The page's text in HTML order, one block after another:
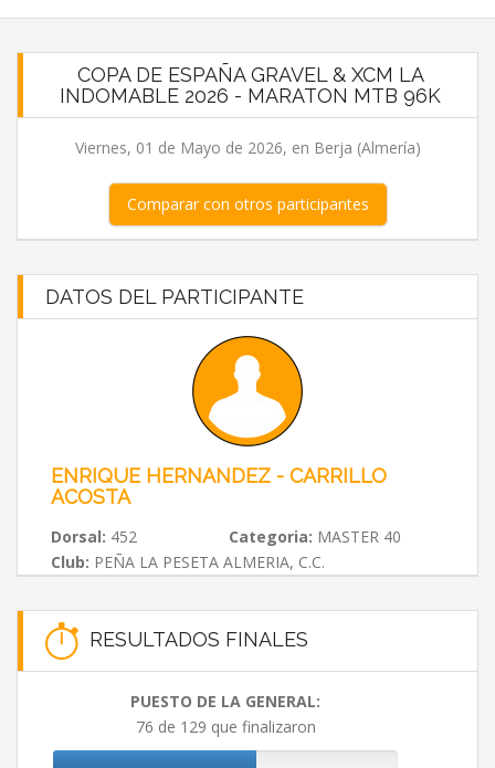
COPA DE ESPAÑA GRAVEL & XCM LA
INDOMABLE 2026 - MARATON MTB 96K
Viernes, 01 de Mayo de 2026, en Berja (Almería)
Comparar con otros participantes
DATOS DEL PARTICIPANTE
ENRIQUE HERNANDEZ - CARRILLO
ACOSTA
Dorsal: 452 Categoria: MASTER 40
Club: PEÑA LA PESETA ALMERIA, C.C.
RESULTADOS FINALES
PUESTO DE LA GENERAL:
76 de 129 que finalizaron